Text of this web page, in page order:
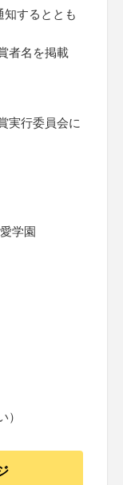
知するととも
者名を掲載
実行委員会に
学園
）